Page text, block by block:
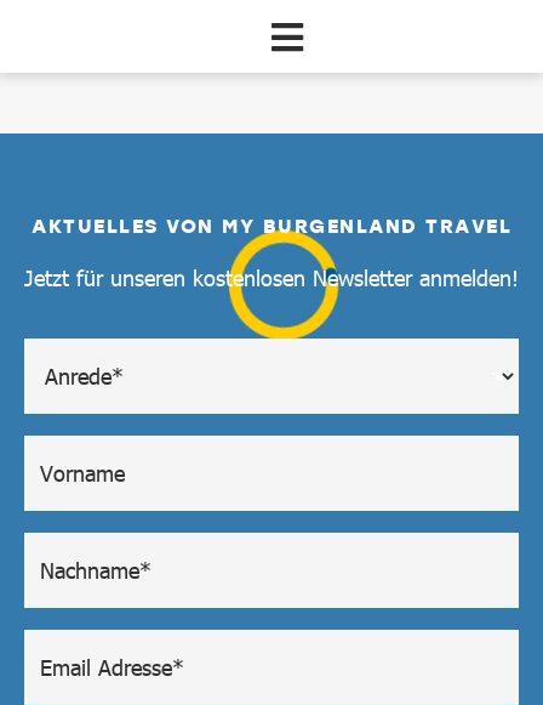
AKTUELLES VON MY BURGENLAND TRAVEL
Jetzt für unseren kostenlosen Newsletter anmelden!